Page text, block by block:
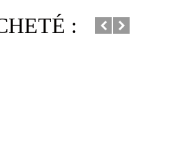
: